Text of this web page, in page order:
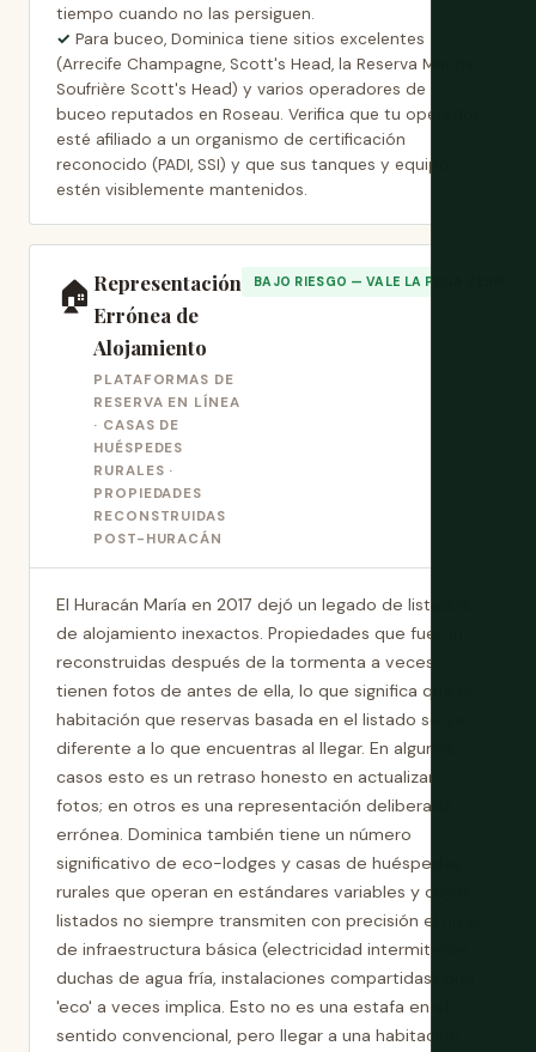
tiempo cuando no las persiguen.
Para buceo, Dominica tiene sitios excelentes
(Arrecife Champagne, Scott's Head, la Reserva Marina
Soufrière Scott's Head) y varios operadores de
buceo reputados en Roseau. Verifica que tu operador
esté afiliado a un organismo de certificación
reconocido (PADI, SSI) y que sus tanques y equipo
estén visiblemente mantenidos.
🏠 Representación
Errónea de
Alojamiento
PLATAFORMAS DE
RESERVA EN LÍNEA
· CASAS DE
HUÉSPEDES
RURALES ·
PROPIEDADES
RECONSTRUIDAS
POST-HURACÁN
BAJO RIESGO — VALE LA PENA
El Huracán María en 2017 dejó un legado de listados
de alojamiento inexactos. Propiedades que fueron
reconstruidas después de la tormenta a veces
tienen fotos de antes de ella, lo que significa que la
habitación que reservas basada en el listado se ve
diferente a lo que encuentras al llegar. En algunos
casos esto es un retraso honesto en actualizar
fotos; en otros es una representación deliberada
errónea. Dominica también tiene un número
significativo de eco-lodges y casas de huéspedes
rurales que operan en estándares variables y cuyos
listados no siempre transmiten con precisión el nivel
de infraestructura básica (electricidad intermitente,
duchas de agua fría, instalaciones compartidas) que
'eco' a veces implica. Esto no es una estafa en el
sentido convencional, pero llegar a una habitación